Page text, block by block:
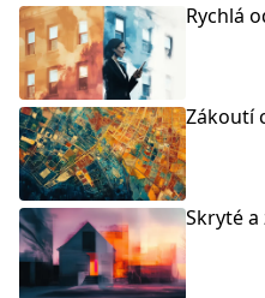
Rychlá
Zákoutí
Skryté